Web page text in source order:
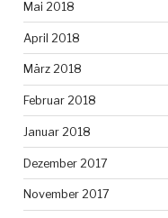
Mai 2018
April 2018
März 2018
Februar 2018
Januar 2018
Dezember 2017
November 2017